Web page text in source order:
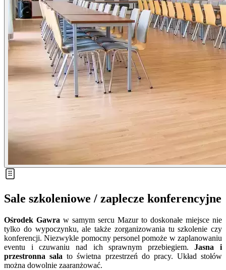
Sale szkoleniowe / zaplecze konferencyjne
Ośrodek Gawra w samym sercu Mazur to doskonałe miejsce nie
tylko do wypoczynku, ale także zorganizowania tu szkolenie czy
konferencji. Niezwykle pomocny personel pomoże w zaplanowaniu
eventu i czuwaniu nad ich sprawnym przebiegiem.Jasna i
przestronna salato świetna przestrzeń do pracy. Układ stołów
można dowolnie zaaranżować.